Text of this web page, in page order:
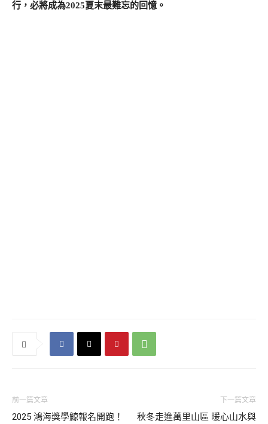
行，必將成為2025夏末最難忘的回憶。
前一篇文章
2025 鴻海獎學鯨報名開跑！
下一篇文章
秋冬走進萬里山區 暖心山水與